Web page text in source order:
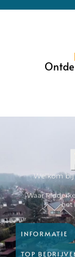
Welkom bij
Waar
het
INFORMATIE
TOP